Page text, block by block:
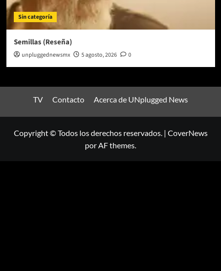
Sin categoría
Semillas (Reseña)
unpluggednewsmx 5 agosto, 2026 0
TV Contacto Acerca de UNplugged News
Copyright © Todos los derechos reservados. | CoverNews
por AF themes.